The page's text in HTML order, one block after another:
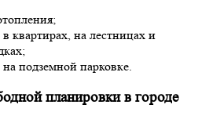
квартирах, на лестницах и
подземной парковке.
планировки в городе